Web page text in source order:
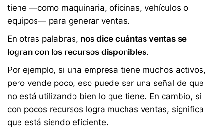
tiene —como maquinaria, oficinas, vehículos o
equipos— para generar ventas.
En otras palabras, nos dice cuántas ventas se
logran con los recursos disponibles.
Por ejemplo, si una empresa tiene muchos activos,
pero vende poco, eso puede ser una señal de que
no está utilizando bien lo que tiene. En cambio, si
con pocos recursos logra muchas ventas, significa
que está siendo eficiente.